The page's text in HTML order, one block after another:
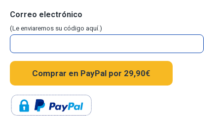
Correo electrónico
(Le enviaremos su código aquí.)